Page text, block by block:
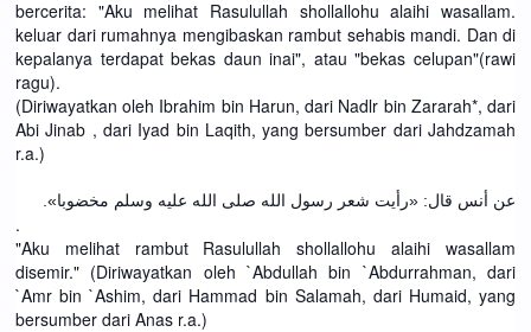
bercerita: "Aku melihat Rasulullah shollallohu alaihi wasallam.
keluar dari rumahnya mengibaskan rambut sehabis mandi. Dan di
kepalanya terdapat bekas daun inai", atau "bekas celupan"(rawi
ragu).
(Diriwayatkan oleh Ibrahim bin Harun, dari Nadlr bin Zararah*, dari
Abi Jinab , dari Iyad bin Laqith, yang bersumber dari Jahdzamah
r.a.)
عن أنس قال: «رأيت شعر رسول الله صلى الله عليه وسلم مخضوبا».
.
"Aku melihat rambut Rasulullah shollallohu alaihi wasallam
disemir." (Diriwayatkan oleh `Abdullah bin `Abdurrahman, dari
`Amr bin `Ashim, dari Hammad bin Salamah, dari Humaid, yang
bersumber dari Anas r.a.)